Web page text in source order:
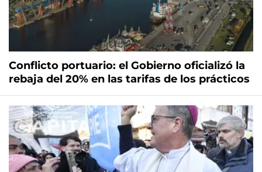
Conflicto portuario: el Gobierno oficializó la
rebaja del 20% en las tarifas de los prácticos